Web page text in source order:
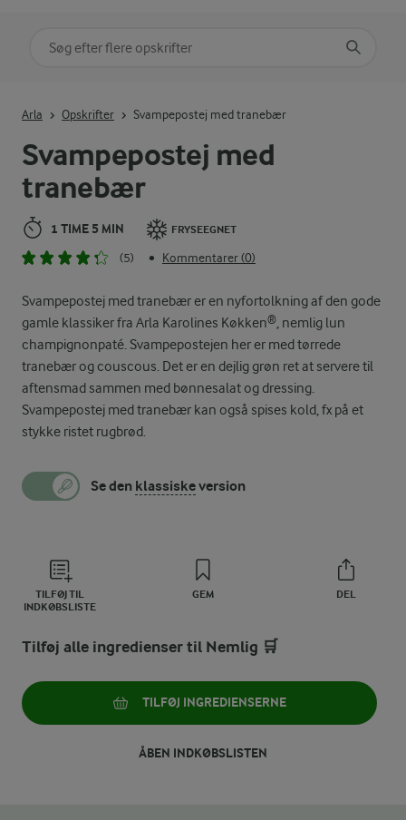
Svampepostej med
tranebær
1 TIME 5 MIN FRYSEEGNET
(5) • Kommentarer (0)
Svampepostej med tranebær er en nyfortolkning af den gode
gamle klassiker fra Arla Karolines Køkken®, nemlig lun
champignonpaté. Svampepostejen her er med tørrede
tranebær og couscous. Det er en dejlig grøn ret at servere til
aftensmad sammen med bønnesalat og dressing.
Svampepostej med tranebær kan også spises kold, fx på et
stykke ristet rugbrød.
Se den klassiskeversion
TILFØJ TIL
INDKØBSLISTE
GEM DEL
Arla Opskrifter Svampepostej med tranebær
Tilføj alle ingredienser til Nemlig 🛒
TILFØJ INGREDIENSERNE
ÅBEN INDKØBSLISTEN
Søg på kategori